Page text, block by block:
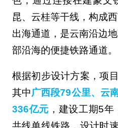
昆、云桂等干线，构成
出海通道，是云南沿边
部沿海的便捷铁路通道。
根据初步设计方案，项
其中广西段79公里、云
336亿元 ，建设工期5
共线单线铁路，设计时